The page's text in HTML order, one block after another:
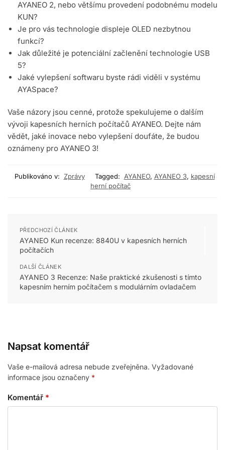
AYANEO 2, nebo většímu provedení podobnému modelu
KUN?
Je pro vás technologie displeje OLED nezbytnou
funkcí?
Jak důležité je potenciální začlenění technologie USB
5?
Jaké vylepšení softwaru byste rádi viděli v systému
AYASpace?
Vaše názory jsou cenné, protože spekulujeme o dalším
vývoji kapesních herních počítačů AYANEO. Dejte nám
vědět, jaké inovace nebo vylepšení doufáte, že budou
oznámeny pro AYANEO 3!
Publikováno v: Zprávy Tagged: AYANEO, AYANEO 3, kapesní
herní počítač
PŘEDCHOZÍ ČLÁNEK
AYANEO Kun recenze: 8840U v kapesních herních
počítačích
DALŠÍ ČLÁNEK
AYANEO 3 Recenze: Naše praktické zkušenosti s tímto
kapesním herním počítačem s modulárním ovladačem
Napsat komentář
Vaše e-mailová adresa nebude zveřejněna. Vyžadované
informace jsou označeny *
Komentář *
Prémiový kabel adaptéru USB typu C na HDMI s rozlišením 4K 60 Hz